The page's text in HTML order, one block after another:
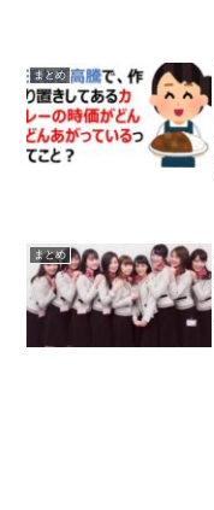
まとめ
まとめ